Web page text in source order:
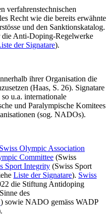
verfahrenstechnischen
Recht wie die bereits erwähnte
und den Sanktionskatalog.
Anti-Doping-Regelwerke
der Signatare).
ihrer Organisation die
(Haas, S. 26). Signatare
u.a. internationale
und Paralympische Komitees
(sog. NADOs).
Swiss Olympic Association
Committee (Swiss
Sport Integrity (Swiss Sport
Liste der Signatare). Swiss
die Stiftung Antidoping
des
) sowie NADO gemäss WADP